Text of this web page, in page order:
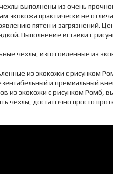
выполнены из очень
экокожа практически не
пятен и загрязнений.
Выполнение вставки с
чехлы, изготовленные из
из экокожи с рисунком
и премиальный
из экокожи с рисунком Ромб,
чехлы, достаточно просто